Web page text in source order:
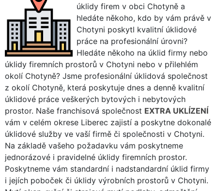
úklidy firem v obci Chotyně a
hledáte někoho, kdo by vám právě v
Chotyni poskytl kvalitní úklidové
práce na profesionální úrovni?
Hledáte někoho na úklid firmy nebo
úklidy firemních prostorů v Chotyni nebo v přilehlém
okolí Chotyně? Jsme profesionální úklidová společnost
z okolí Chotyně, která poskytuje dnes a denně kvalitní
úklidové práce veškerých bytových i nebytových
prostor. Naše franchisová společnost EXTRA UKLÍZENÍ
vám v celém okrese Liberec zajistí a poskytne dokonalé
úklidové služby ve vaší firmě či společnosti v Chotyni.
Na základě vašeho požadavku vám poskytneme
jednorázové i pravidelné úklidy firemních prostor.
Poskytneme vám standardní i nadstandardní úklid firmy
i jejích poboček či úklidy výrobních prostorů v Chotyni.